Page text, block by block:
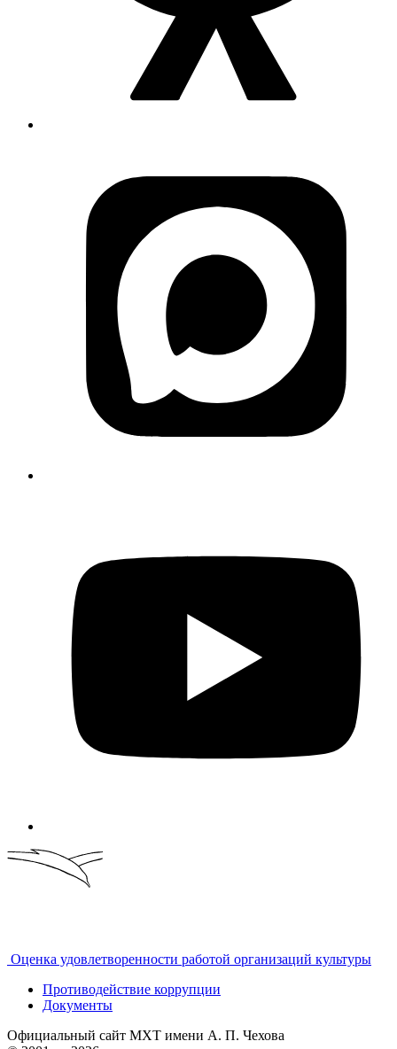
Оценка удовлетворенности работой организаций культуры
Противодействие коррупции
Документы
Официальный сайт МХТ имени А. П. Чехова